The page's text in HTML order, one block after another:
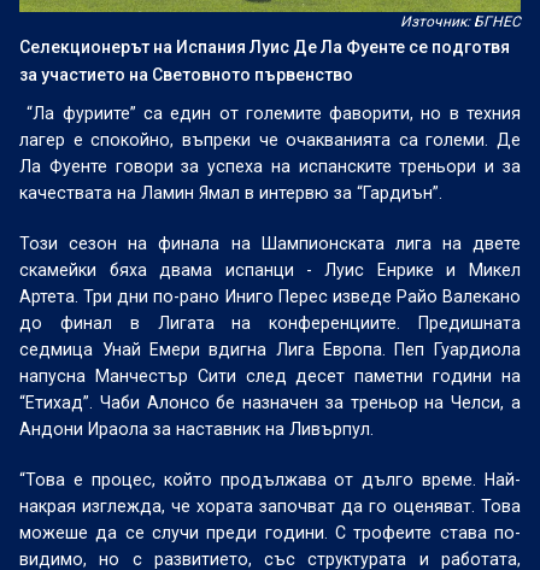
Източник: БГНЕС
Селекционерът на Испания Луис Де Ла Фуенте се подготвя
за участието на Световното първенство
“Ла фуриите” са един от големите фаворити, но в техния
лагер е спокойно, въпреки че очакванията са големи. Де
Ла Фуенте говори за успеха на испанските треньори и за
качествата на Ламин Ямал в интервю за “Гардиън”.
Този сезон на финала на Шампионската лига на двете
скамейки бяха двама испанци - Луис Енрике и Микел
Артета. Три дни по-рано Иниго Перес изведе Райо Валекано
до финал в Лигата на конференциите. Предишната
седмица Унай Емери вдигна Лига Европа. Пеп Гуардиола
напусна Манчестър Сити след десет паметни години на
“Етихад”. Чаби Алонсо бе назначен за треньор на Челси, а
Андони Ираола за наставник на Ливърпул.
“Това е процес, който продължава от дълго време. Най-
накрая изглежда, че хората започват да го оценяват. Това
можеше да се случи преди години. С трофеите става по-
видимо, но с развитието, със структурата и работата,